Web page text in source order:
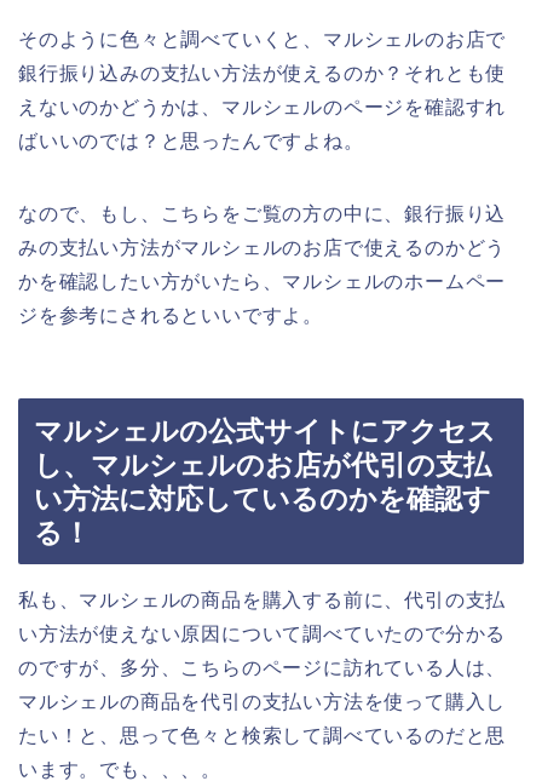
そのように色々と調べていくと、マルシェルのお店で
銀行振り込みの支払い方法が使えるのか？それとも使
えないのかどうかは、マルシェルのページを確認すれ
ばいいのでは？と思ったんですよね。
なので、もし、こちらをご覧の方の中に、銀行振り込
みの支払い方法がマルシェルのお店で使えるのかどう
かを確認したい方がいたら、マルシェルのホームペー
ジを参考にされるといいですよ。
マルシェルの公式サイトにアクセス
し、マルシェルのお店が代引の支払
い方法に対応しているのかを確認す
る！
私も、マルシェルの商品を購入する前に、代引の支払
い方法が使えない原因について調べていたので分かる
のですが、多分、こちらのページに訪れている人は、
マルシェルの商品を代引の支払い方法を使って購入し
たい！と、思って色々と検索して調べているのだと思
います。でも、、、。